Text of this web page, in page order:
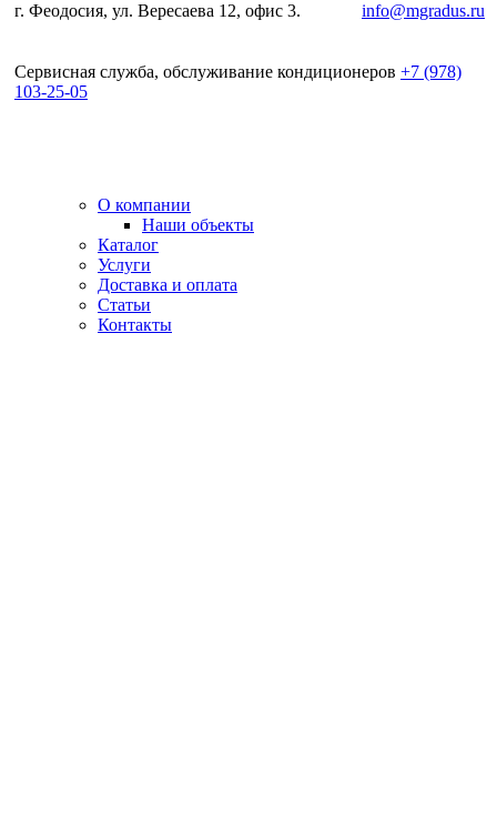
г. Феодосия, ул. Вересаева 12, офис 3.
info@mgradus.ru
Сервисная служба, обслуживание кондиционеров +7 (978)
103-25-05
О компании
Наши объекты
Каталог
Услуги
Доставка и оплата
Статьи
Контакты